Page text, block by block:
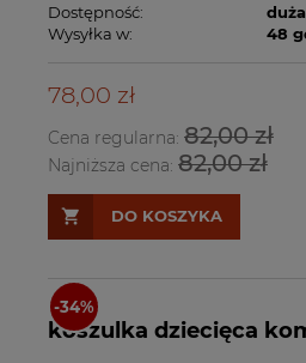
Dostępność:
Wysyłka w:
48
78,00 zł
Cena regularna: 82,00 zł
Najniższa cena: 82,00 zł
DO KOSZYKA
koszulka dziecięca